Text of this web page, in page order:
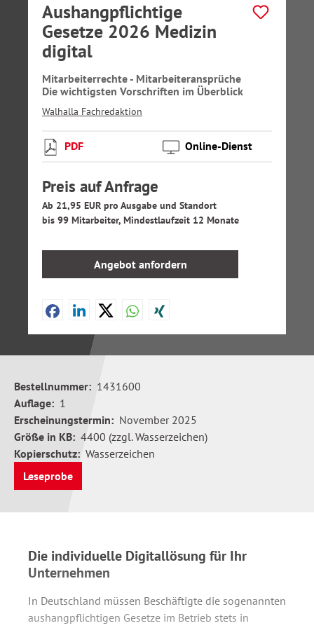
Aushangpflichtige
Gesetze 2026 Medizin
digital
Mitarbeiterrechte - Mitarbeiteransprüche
Die wichtigsten Vorschriften im Überblick
Walhalla Fachredaktion
PDF Online-Dienst
Preis auf Anfrage
Ab 21,95 EUR pro Ausgabe und Standort
bis 99 Mitarbeiter, Mindestlaufzeit 12 Monate
Angebot anfordern
Bestellnummer: 1431600
Auflage: 1
Erscheinungstermin: November 2025
Größe in KB: 4400 (zzgl. Wasserzeichen)
Kopierschutz: Wasserzeichen
Leseprobe
Die individuelle Digitallösung für Ihr
Unternehmen
In Deutschland müssen Beschäftigte die sogenannten
aushangpflichtigen Gesetze im Betrieb stets in